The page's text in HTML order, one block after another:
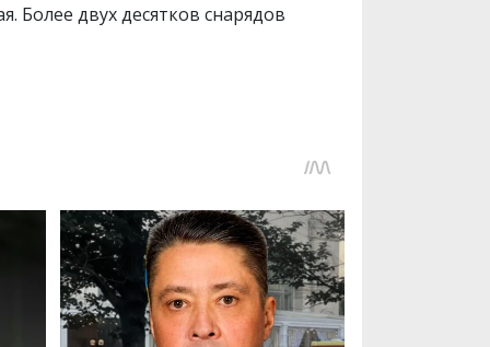
двух десятков снарядов